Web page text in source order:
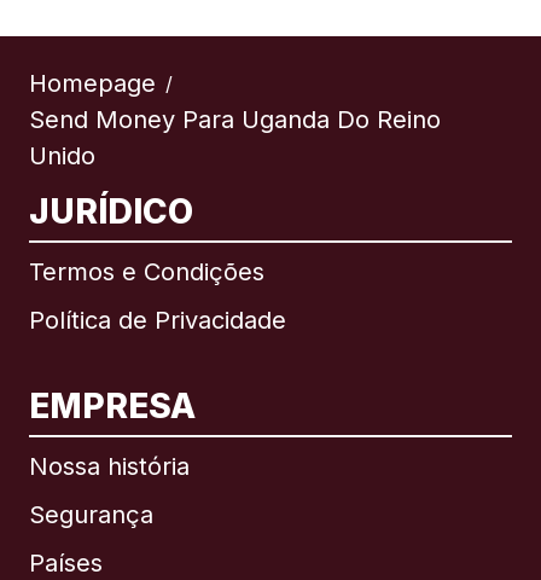
Homepage /
Send Money Para Uganda Do Reino
Unido
JURÍDICO
Termos e Condições
Política de Privacidade
EMPRESA
Nossa história
Segurança
Países